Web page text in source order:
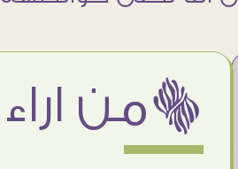
ëمن اراء عملائنا